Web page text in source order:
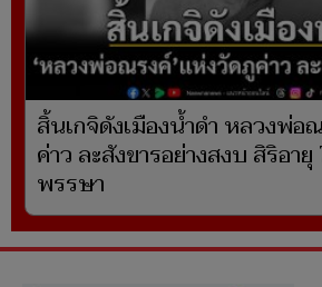
สิ้นเกจิดังเมืองน้ำดำ หลวงพ่อ
ค่าว ละสังขารอย่างสงบ สิริอา
พรรษา